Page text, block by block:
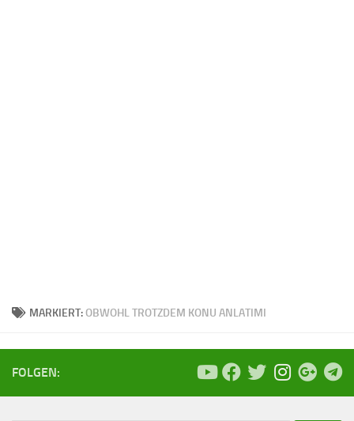
MARKIERT:OBWOHL TROTZDEM KONU ANLATIMI
FOLGEN: